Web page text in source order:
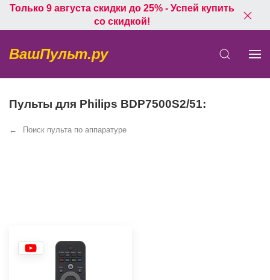
Только 9 августа скидки до 25% - Успей купить
со скидкой!
ВашПульт.ру
Пульты для Philips BDP7500S2/51:
Поиск пульта по аппаратуре